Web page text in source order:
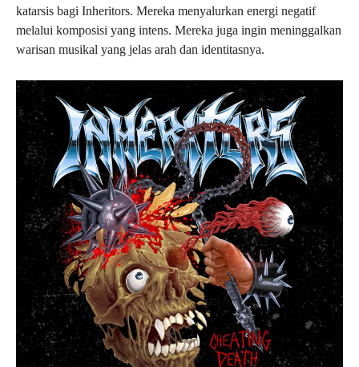
katarsis bagi Inheritors. Mereka menyalurkan energi negatif
melalui komposisi yang intens. Mereka juga ingin meninggalkan
warisan musikal yang jelas arah dan identitasnya.